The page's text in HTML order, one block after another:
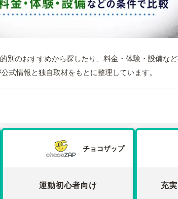
別のおすすめから探したり、料金・体験・設備な
式情報と独自取材をもとに整理しています。
チョコザップ
運動初心者向け 充